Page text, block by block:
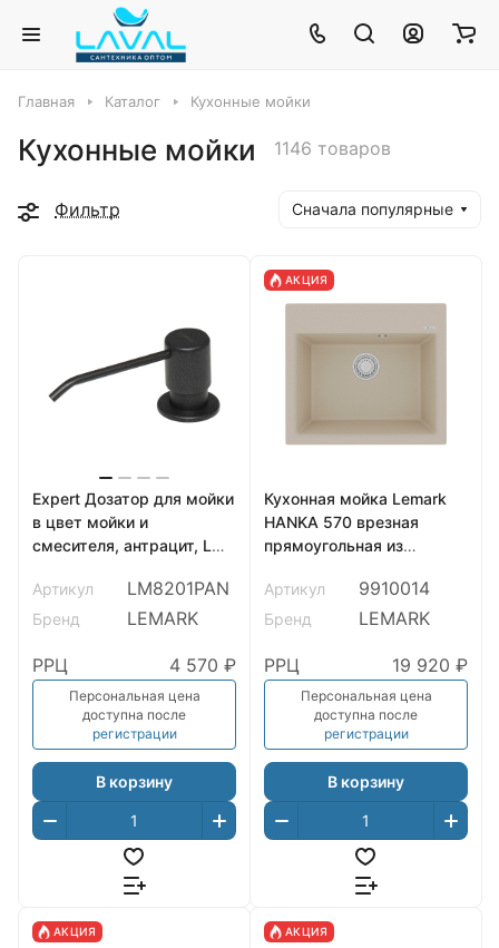
Главная Каталог Кухонные мойки
Кухонные мойки 1146 товаров
Фильтр Сначала популярные
Expert Дозатор для мойки
в цвет мойки и
смесителя, антрацит, LM,
Артикул
LM8201PAN
Бренд LEMARK
РРЦ 4 570 ₽
Персональная цена
доступна после
регистрации
В корзину
АКЦИЯ
Кухонная мойка Lemark
HANKA 570 врезная
прямоугольная из
Артикул
9910014
Бренд LEMARK
РРЦ 19 920 ₽
Персональная цена
доступна после
регистрации
В корзину
АКЦИЯ АКЦИЯ